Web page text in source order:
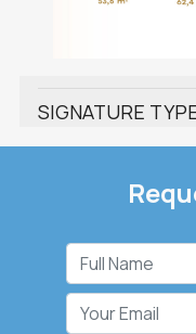
SIGNATURE